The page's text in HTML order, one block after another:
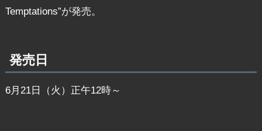
Temptations”が発売。
発売日
6月21日（火）正午12時～